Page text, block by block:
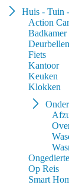
Huis - Tuin
Action
Badkamer
Deurbellen
Fiets
Kantoor
Keuken
Klokken
Op Reis
Smart